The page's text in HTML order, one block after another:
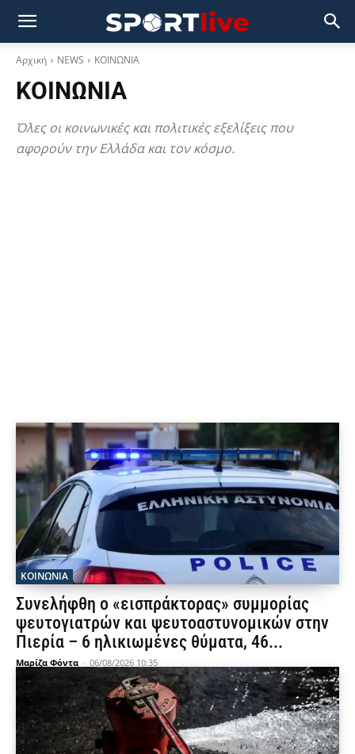
Αρχική NEWS ΚΟΙΝΩΝΙΑ
ΚΟΙΝΩΝΙΑ
Όλες οι κοινωνικές και πολιτικές εξελίξεις που
αφορούν την Ελλάδα και τον κόσμο.
ΚΟΙΝΩΝΙΑ
Συνελήφθη ο «εισπράκτορας» συμμορίας
ψευτογιατρών και ψευτοαστυνομικών στην
Πιερία – 6 ηλικιωμένες θύματα, 46...
Μαρίζα Φόντα - 06/08/2026 10:35